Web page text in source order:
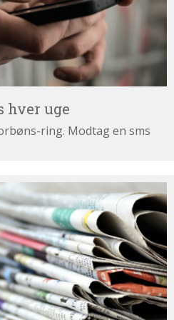
hver uge
ring. Modtag en sms